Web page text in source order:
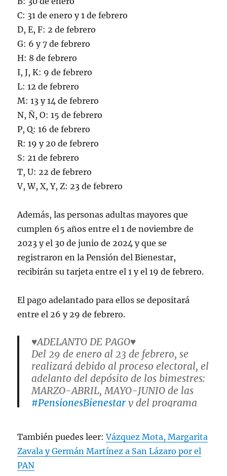
C: 31 de enero y 1 de febrero
D, E, F: 2 de febrero
G: 6 y 7 de febrero
H: 8 de febrero
I, J, K: 9 de febrero
L: 12 de febrero
M: 13 y 14 de febrero
N, Ñ, O: 15 de febrero
P, Q: 16 de febrero
R: 19 y 20 de febrero
S: 21 de febrero
T, U: 22 de febrero
V, W, X, Y, Z: 23 de febrero
Además, las personas adultas mayores que
cumplen 65 años entre el 1 de noviembre de
2023 y el 30 de junio de 2024 y que se
registraron en la Pensión del Bienestar,
recibirán su tarjeta entre el 1 y el 19 de febrero.
El pago adelantado para ellos se depositará
entre el 26 y 29 de febrero.
♥️ADELANTO DE PAGO♥️
Del 29 de enero al 23 de febrero, se
realizará debido al proceso electoral, el
adelanto del depósito de los bimestres:
MARZO-ABRIL, MAYO-JUNIO de las
#PensionesBienestar y del programa
El depósito se realizará en tu
#TarjetaBienestar…
pic.twitter.com/XytNWUojh6
También puedes leer:Vázquez Mota, Margarita
Zavala y Germán Martínez a San Lázaro por el
PAN